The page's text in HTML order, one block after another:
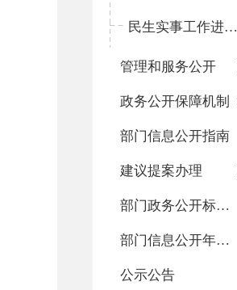
民生实事工作进展情况
管理和服务公开
政务公开保障机制
部门信息公开指南
建议提案办理
部门政务公开标准化目录
部门信息公开年度报告
公示公告